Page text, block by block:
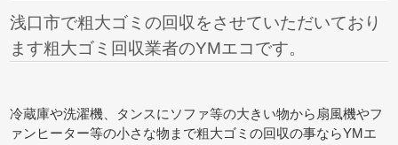
浅口市で粗大ゴミの回収をさせていただいており
ます粗大ゴミ回収業者のYMエコです。
冷蔵庫や洗濯機、タンスにソファ等の大きい物から扇風機やフ
ァンヒーター等の小さな物まで粗大ゴミの回収の事ならYMエ